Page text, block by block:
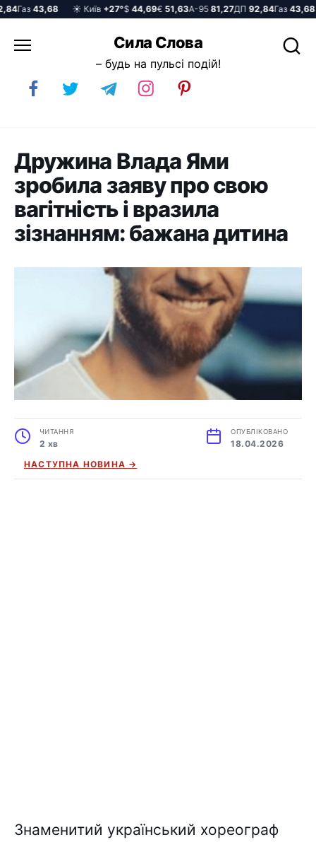
Газ43,68 ☀️ Київ+27°$44,69€51,63А-9581,27ДП92,84Газ43,68
до
Сила Слова
– будь на пульсі подій!
Дружина Влада Ями
зробила заяву про свою
вагітність і вразила
зізнанням: бажана дитина
ЧИТАННЯ
2 хв
ОПУБЛІКОВАНО
18.04.2026
НАСТУПНА НОВИНА →
Знаменитий український хореограф